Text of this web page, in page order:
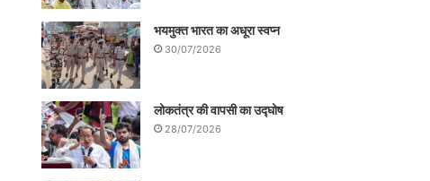
भयमुक्त भारत का अधूरा स्वप्न
30/07/2026
लोकतंत्र की वापसी का उद्घोष
28/07/2026